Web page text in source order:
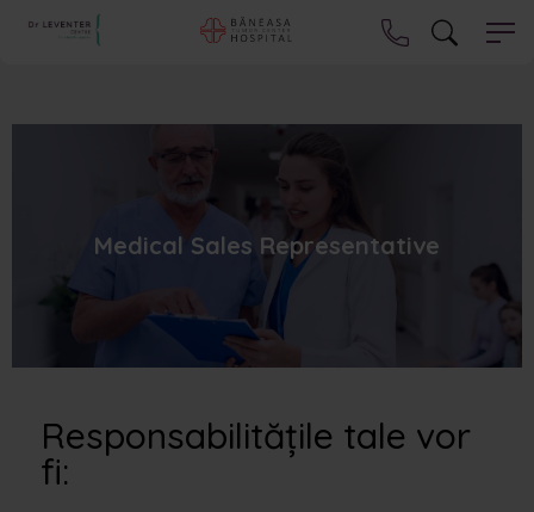
Medical Sales Representative
Responsabilitățile tale vor
fi: